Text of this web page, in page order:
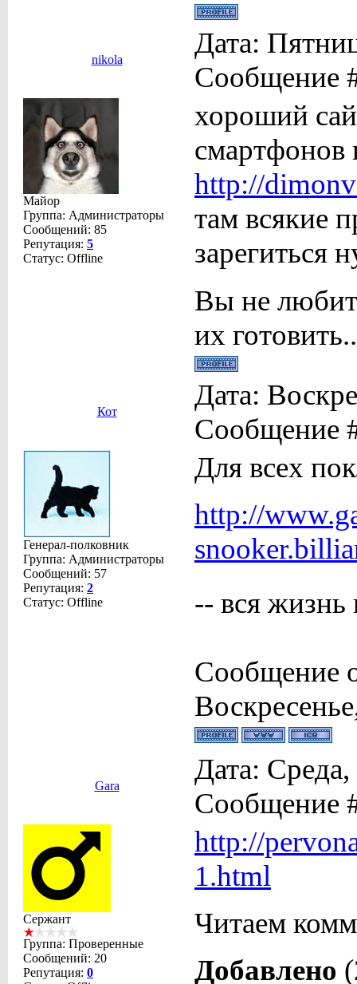
nikola
Дата:
Сообщение
Майор
Группа: Администраторы
Сообщений: 85
Репутация: 5
Статус: Offline
хороший
смартфонов
http://
там всякие
зарегиться
Вы не
их готовить..
Кот
Дата:
Сообщение
Генерал-полковник
Группа: Администраторы
Сообщений: 57
Репутация: 2
Статус: Offline
Для всех
http://
-- вся жизнь
Сообщение
Gara
Дата:
Сообщение
Сержант
Группа: Проверенные
Сообщений: 20
Репутация: 0
http://
1.html
Читаем
Добавлено